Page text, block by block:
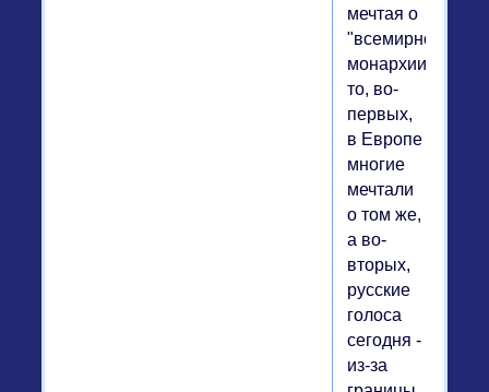
мечтая о
"всемирной
монархии",
то, во-
первых,
в Европе
многие
мечтали
о том же,
а во-
вторых,
русские
голоса
сегодня -
из-за